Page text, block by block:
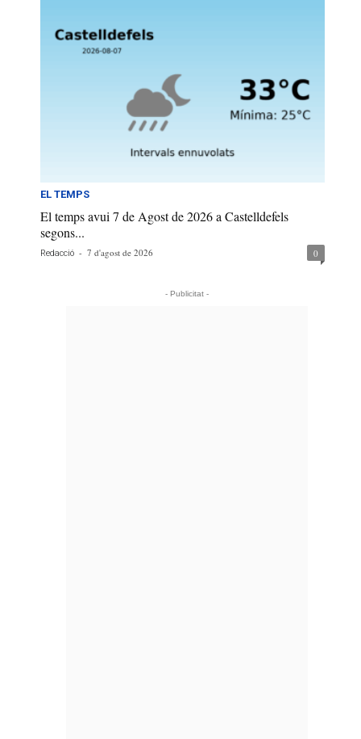
EL TEMPS
El temps avui 7 de Agost de 2026 a Castelldefels
segons...
Redacció - 7 d'agost de 2026 0
- Publicitat -